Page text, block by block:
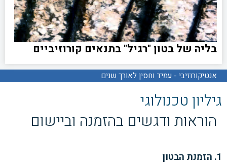
בליה של בטון "רגיל" בתנאים קורוזיביים
אנטיקורוזיבי - עמיד וחסין לאורך שנים
גיליון טכנולוגי
הוראות ודגשים בהזמנה וביישום
1. הזמנת הבטון